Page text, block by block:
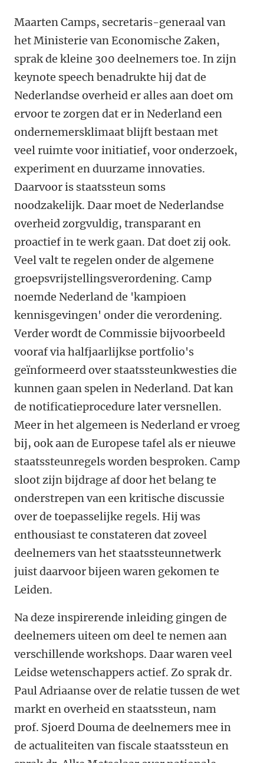
Maarten Camps, secretaris-generaal van
het Ministerie van Economische Zaken,
sprak de kleine 300 deelnemers toe. In zijn
keynote speech benadrukte hij dat de
Nederlandse overheid er alles aan doet om
ervoor te zorgen dat er in Nederland een
ondernemersklimaat blijft bestaan met
veel ruimte voor initiatief, voor onderzoek,
experiment en duurzame innovaties.
Daarvoor is staatssteun soms
noodzakelijk. Daar moet de Nederlandse
overheid zorgvuldig, transparant en
proactief in te werk gaan. Dat doet zij ook.
Veel valt te regelen onder de algemene
groepsvrijstellingsverordening. Camp
noemde Nederland de 'kampioen
kennisgevingen' onder die verordening.
Verder wordt de Commissie bijvoorbeeld
vooraf via halfjaarlijkse portfolio's
geïnformeerd over staatssteunkwesties die
kunnen gaan spelen in Nederland. Dat kan
de notificatieprocedure later versnellen.
Meer in het algemeen is Nederland er vroeg
bij, ook aan de Europese tafel als er nieuwe
staatssteunregels worden besproken. Camp
sloot zijn bijdrage af door het belang te
onderstrepen van een kritische discussie
over de toepasselijke regels. Hij was
enthousiast te constateren dat zoveel
deelnemers van het staatssteunnetwerk
juist daarvoor bijeen waren gekomen te
Leiden.
Na deze inspirerende inleiding gingen de
deelnemers uiteen om deel te nemen aan
verschillende workshops. Daar waren veel
Leidse wetenschappers actief. Zo sprak dr.
Paul Adriaanse over de relatie tussen de wet
markt en overheid en staatssteun, nam
prof. Sjoerd Douma de deelnemers mee in
de actualiteiten van fiscale staatssteun en